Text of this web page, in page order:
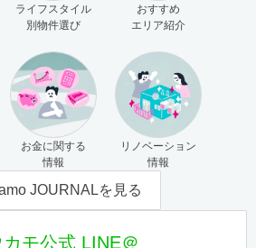
ライフスタイル
別物件選び
おすすめ
エリア紹介
お金に関する
情報
リノベーション
情報
JOURNALを見る
カモ公式 LINE＠